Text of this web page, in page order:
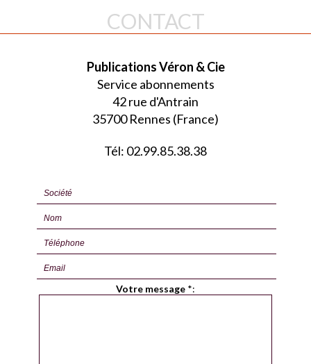
CONTACT
Publications Véron & Cie
Service abonnements
42 rue d'Antrain
35700 Rennes (France)
Tél: 02.99.85.38.38
Votre message *: